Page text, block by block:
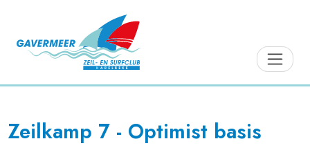
Zeilkamp 7 - Optimist basis